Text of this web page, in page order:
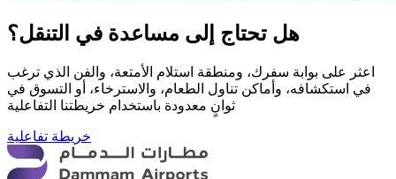
هل تحتاج إلى مساعدة في التنقل؟
اعثر على بوابة سفرك، ومنطقة استلام الأمتعة، والفن الذي ترغب
في استكشافه، وأماكن تناول الطعام، والاسترخاء، أو التسوق في
ثوانٍ معدودة باستخدام خريطتنا التفاعلية
خريطة تفاعلية